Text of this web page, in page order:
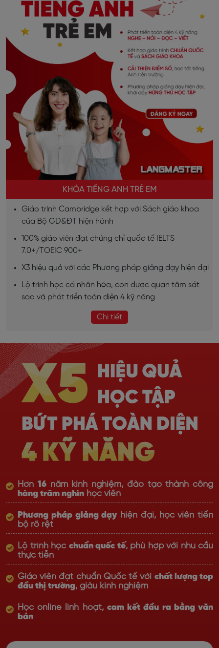
KHÓA TIẾNG ANH TRẺ EM
Giáo trình Cambridge kết hợp với Sách giáo khoa
của Bộ GD&ĐT hiện hành
100% giáo viên đạt chứng chỉ quốc tế IELTS
7.0+/TOEIC 900+
X3 hiệu quả với các Phương pháp giảng dạy hiện đại
Lộ trình học cá nhân hóa, con được quan tâm sát
sao và phát triển toàn diện 4 kỹ năng
Chi tiết
Hơn 16năm kinh nghiệm, đào tạo thành công
hàng trăm nghìn học viên
Phương pháp giảng dạy hiện đại, học viên tiến
bộ rõ rệt
Lộ trình học chuẩn quốc tế, phù hợp với nhu cầu
thực tiễn
Giáo viên đạt chuẩn Quốc tế với chất lượng top
đầu thị trường, giàu kinh nghiệm
Học online linh hoạt, cam kết đầu ra bằng văn
bản